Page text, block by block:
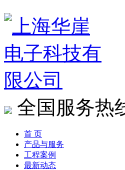
全国服务热
首 页
产品与服务
工程案例
最新动态